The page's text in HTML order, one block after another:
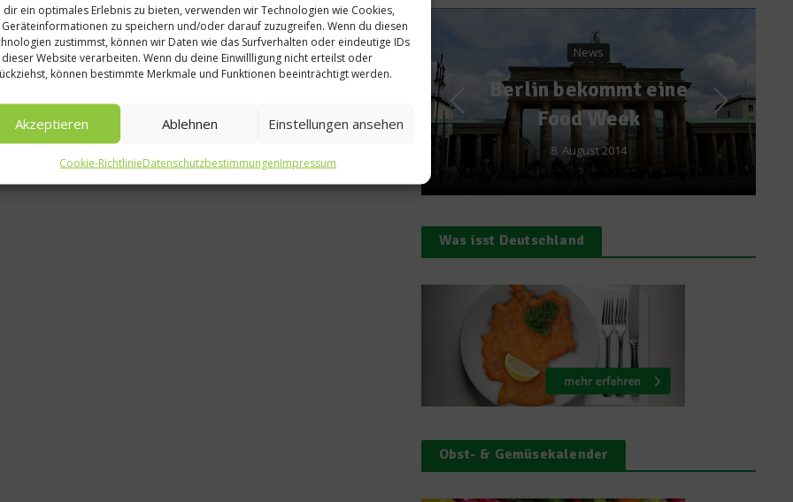
dir ein optimales Erlebnis zu bieten, verwenden wir Technologien wie Cookies,
Geräteinformationen zu speichern und/oder darauf zuzugreifen. Wenn du diesen
zustimmst, können wir Daten wie das Surfverhalten oder eindeutige IDs
dieser Website verarbeiten. Wenn du deine Einwillligung nicht erteilst oder
können bestimmte Merkmale und Funktionen beeinträchtigt werden.
Akzeptieren Ablehnen Einstellungen ansehen
Cookie-RichtlinieDatenschutzbestimmungenImpressum
News
Berlin bekommt eine
Food Week
Rezept:
16. April 2014
Was isst Deutschland
Obst- & Gemüsekalender